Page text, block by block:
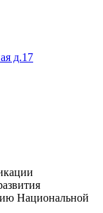
д.17
Национальной